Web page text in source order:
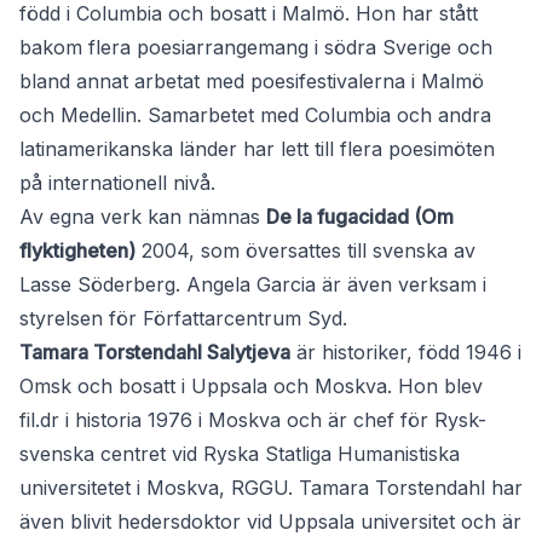
född i Columbia och bosatt i Malmö. Hon har stått
bakom flera poesiarrangemang i södra Sverige och
bland annat arbetat med poesifestivalerna i Malmö
och Medellin. Samarbetet med Columbia och andra
latinamerikanska länder har lett till flera poesimöten
på internationell nivå.
Av egna verk kan nämnas De la fugacidad (Om
flyktigheten) 2004, som översattes till svenska av
Lasse Söderberg. Angela Garcia är även verksam i
styrelsen för Författarcentrum Syd.
Tamara Torstendahl Salytjeva är historiker, född 1946 i
Omsk och bosatt i Uppsala och Moskva. Hon blev
fil.dr i historia 1976 i Moskva och är chef för Rysk-
svenska centret vid Ryska Statliga Humanistiska
universitetet i Moskva, RGGU. Tamara Torstendahl har
även blivit hedersdoktor vid Uppsala universitet och är